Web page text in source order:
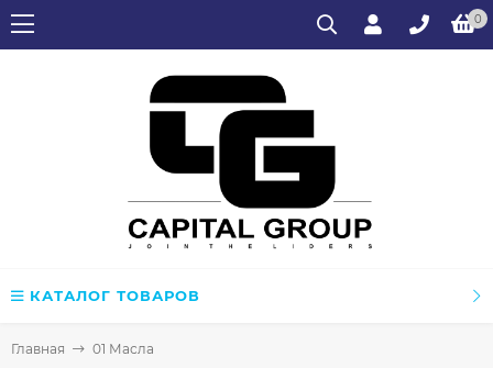
0
КАТАЛОГ ТОВАРОВ
Главная 01 Масла